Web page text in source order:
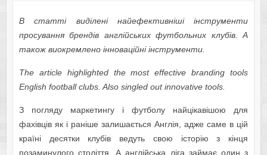
В статті виділені найефективніші інструменти
просування брендів англійських футбольних клубів. А
також виокремлено інноваційні інструменти.
The article highlighted the most effective branding tools
English football clubs. Also singled out innovative tools.
З погляду маркетингу і футболу найцікавішою для
фахівців як і раніше залишається Англія, адже саме в цій
країні десятки клубів ведуть свою історію з кінця
позаминулого століття. А англійська ліга займає один з